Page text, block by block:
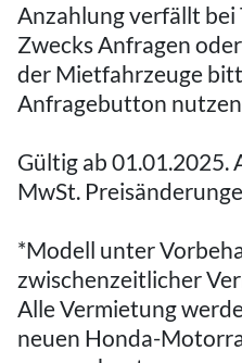
Anzahlung verfällt
Zwecks Anfragen
der Mietfahrzeuge
Anfragebutton
Gültig ab 01.01.2025.
MwSt.
*Modell unter
zwischenzeitlicher
Alle Vermietung
neuen Honda-